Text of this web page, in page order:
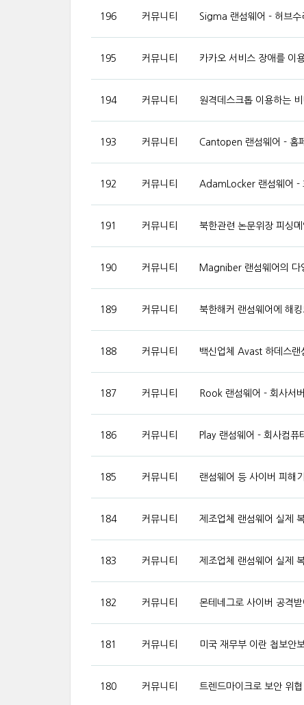
196 커뮤니티 Sigma 랜섬웨어 - 허브수
195 커뮤니티 카카오 서비스 장애를 이
194 커뮤니티 원격데스크톱 이용하는
193 커뮤니티 Cantopen 랜섬웨어 - 홈
192 커뮤니티 AdamLocker 랜섬웨어 -
191 커뮤니티 북한관련 논문위장 피싱
190 커뮤니티 Magniber 랜섬웨어의 다
189 커뮤니티 북한해커 랜섬웨어에 해
188 커뮤니티 백신업체 Avast 하데스랜
187 커뮤니티 Rook 랜섬웨어 - 회사서
186 커뮤니티 Play 랜섬웨어 - 회사컴퓨
185 커뮤니티 랜섬웨어 등 사이버 피해
184 커뮤니티 제조업체 랜섬웨어 실제
183 커뮤니티 제조업체 랜섬웨어 실제
182 커뮤니티 몬테네그로 사이버 공격
181 커뮤니티 미국 재무부 이란 첩보안
180 커뮤니티 트렌드마이크로 보안 위